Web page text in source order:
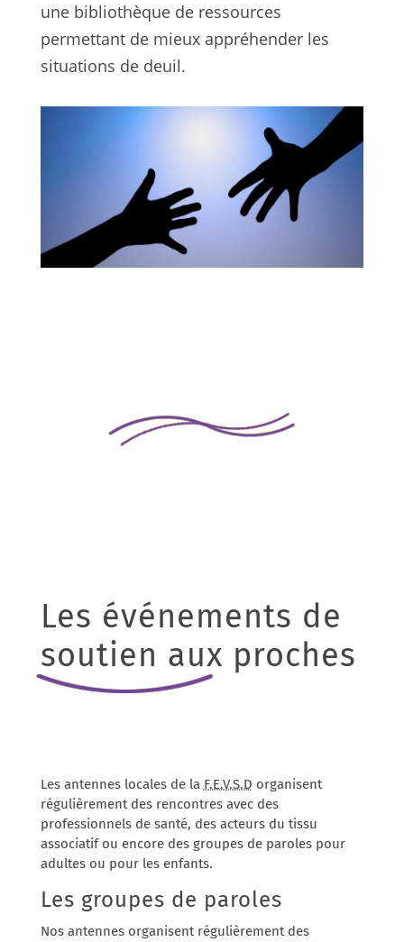
une bibliothèque de ressources
permettant de mieux appréhender les
situations de deuil.
Les événements de
soutien aux proches
Les antennes locales de la F.E.V.S.D organisent
régulièrement des rencontres avec des
professionnels de santé, des acteurs du tissu
associatif ou encore des groupes de paroles pour
adultes ou pour les enfants.
Les groupes de paroles
Nos antennes organisent régulièrement des